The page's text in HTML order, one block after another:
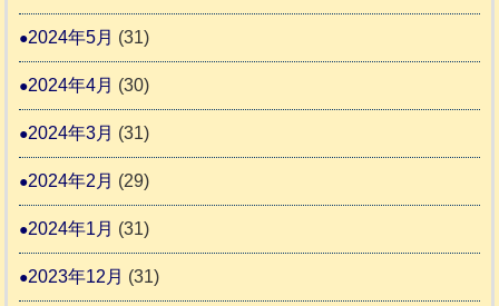
2024年5月 (31)
2024年4月 (30)
2024年3月 (31)
2024年2月 (29)
2024年1月 (31)
2023年12月 (31)